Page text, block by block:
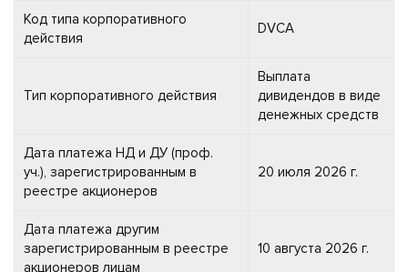
Код типа корпоративного
действия
DVCA
Тип корпоративного действия
Выплата
дивидендов в виде
денежных средств
Дата платежа НД и ДУ (проф.
уч.), зарегистрированным в
реестре акционеров
20 июля 2026 г.
Дата платежа другим
зарегистрированным в реестре
акционеров лицам
10 августа 2026 г.